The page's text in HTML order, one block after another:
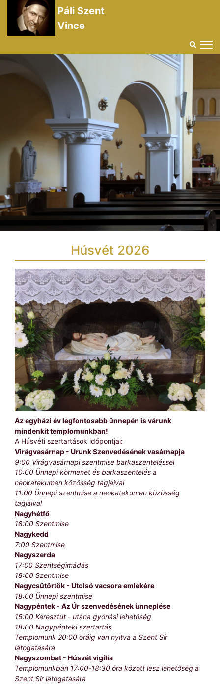
Páli Szent
Vince
Húsvét 2026
Az egyházi év legfontosabb ünnepén is várunk
mindenkit templomunkban!
A Húsvéti szertartások időpontjai:
Virágvasárnap - Urunk Szenvedésének vasárnapja
9:00 Virágvasárnapi szentmise barkaszenteléssel
10:00 Ünnepi körmenet és barkaszentelés a
neokatekumen közösség tagjaival
11:00 Ünnepi szentmise a neokatekumen közösség
tagjaival
Nagyhétfő
18:00 Szentmise
Nagykedd
7:00 Szentmise
Nagyszerda
17:00 Szentségimádás
18:00 Szentmise
Nagycsütörtök - Utolsó vacsora emlékére
18:00 Ünnepi szentmise
Nagypéntek - Az Úr szenvedésének ünneplése
15:00 Keresztút - utána gyónási lehetőség
18:00 Nagypénteki szertartás
Templomunk 20:00 óráig van nyitva a Szent Sír
látogatására
Nagyszombat - Húsvét vigília
Templomunkban 17:00-18:30 óra között lesz lehetőség a
Szent Sír látogatására